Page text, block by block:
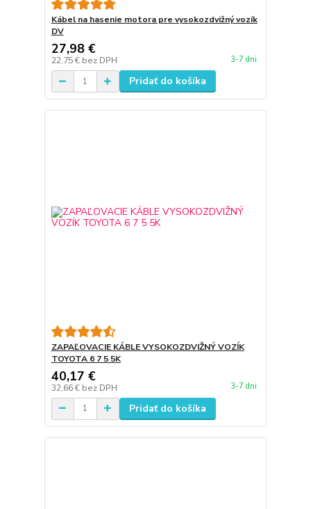
Kábel na hasenie motora pre vysokozdvižný vozík
DV
27,98 €
22,75 € bez DPH 3-7 dni
Pridať do košíka
ZAPAĽOVACIE KÁBLE VYSOKOZDVIŽNÝ VOZÍK
TOYOTA 6 7 5 5K
40,17 €
32,66 € bez DPH 3-7 dni
Pridať do košíka